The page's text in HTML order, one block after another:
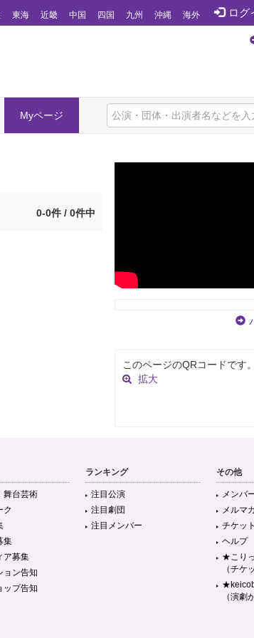
ログ
東海 近畿 中国 四国 九州 沖縄 海外
Myページ
0-0件 / 0件中
このページのQRコードです。
拡大
舞台芸術
ク
集
ア募集
ョン告知
ップ告知
ランキング
注目公演
注目劇団
注目メンバー
その他
メンバ
メルマ
チケッ
ヘルプ
★こり
（チケ
（演劇